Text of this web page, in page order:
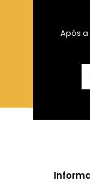
Após